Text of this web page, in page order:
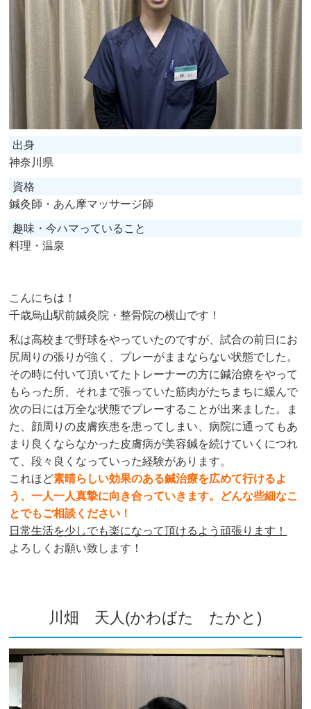
出身
神奈川県
資格
鍼灸師・あん摩マッサージ師
趣味・今ハマっていること
料理・温泉
こんにちは！
千歳烏山駅前鍼灸院・整骨院の横山です！
私は高校まで野球をやっていたのですが、試合の前日にお
尻周りの張りが強く、プレーがままならない状態でした。
その時に付いて頂いてたトレーナーの方に鍼治療をやって
もらった所、それまで張っていた筋肉がたちまちに緩んで
次の日には万全な状態でプレーすることが出来ました。ま
た、顔周りの皮膚疾患を患ってしまい、病院に通ってもあ
まり良くならなかった皮膚病が美容鍼を続けていくにつれ
て、段々良くなっていった経験があります。
これほど素晴らしい効果のある鍼治療を広めて行けるよ
う、一人一人真摯に向き合っていきます。どんな些細なこ
とでもご相談ください！
日常生活を少しでも楽になって頂けるよう頑張ります！
よろしくお願い致します！
川畑 天人(かわばた たかと)